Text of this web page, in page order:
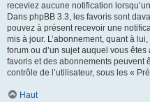
receviez aucune notification
Dans phpBB 3.3, les favoris sont
pouvez à présent recevoir une
mis à jour. L’abonnement, quant à
forum ou d’un sujet auquel vous
favoris et des abonnements peuvent
contrôle de l’utilisateur, sous les «
Haut